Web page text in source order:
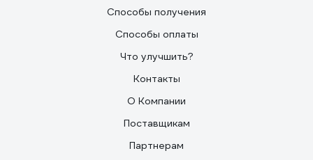
Способы получения
Способы оплаты
Что улучшить?
Контакты
О Компании
Поставщикам
Партнерам